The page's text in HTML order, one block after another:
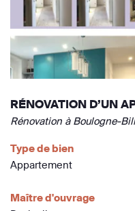
RÉNOVATION D’UN
Rénovation à Boulogne-
Type de bien
Appartement
Maître d'ouvrage